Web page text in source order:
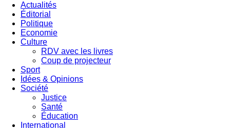
Main
navigation
Actualités
Éditorial
Politique
Economie
Culture
RDV avec les livres
Coup de projecteur
Sport
Idées & Opinions
Société
Justice
Santé
Éducation
International